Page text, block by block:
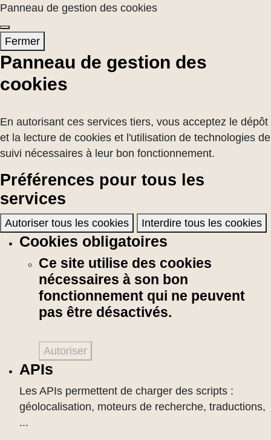
Panneau de gestion des cookies
Fermer
Panneau de gestion des
cookies
En autorisant ces services tiers, vous acceptez le dépôt
et la lecture de cookies et l'utilisation de technologies de
suivi nécessaires à leur bon fonctionnement.
Préférences pour tous les
services
Autoriser tous les cookies Interdire tous les cookies
Cookies obligatoires
Ce site utilise des cookies
nécessaires à son bon
fonctionnement qui ne peuvent
pas être désactivés.
Autoriser
APIs
Les APIs permettent de charger des scripts :
géolocalisation, moteurs de recherche, traductions,
...